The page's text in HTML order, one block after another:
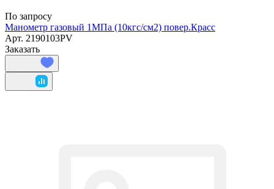
По запросу
Манометр газовый 1МПа (10кгс/см2) повер.Красс
Арт. 2190103PV
Заказать